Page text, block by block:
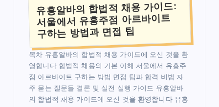
유흥알바의 합법적 채용 가이드:
서울에서 유흥주점 아르바이트
구하는 방법과 면접 팁
목차 유흥알바의 합법적 채용 가이드에 오신 것을 환
영합니다 합법적 채용의 기본 이해 서울에서 유흥주
점 아르바이트 구하는 방법 면접 팁과 합격 비법 자
주 묻는 질문들 결론 및 실전 실행 가이드 유흥알바
의 합법적 채용 가이드에 오신 것을 환영합니다 유흥